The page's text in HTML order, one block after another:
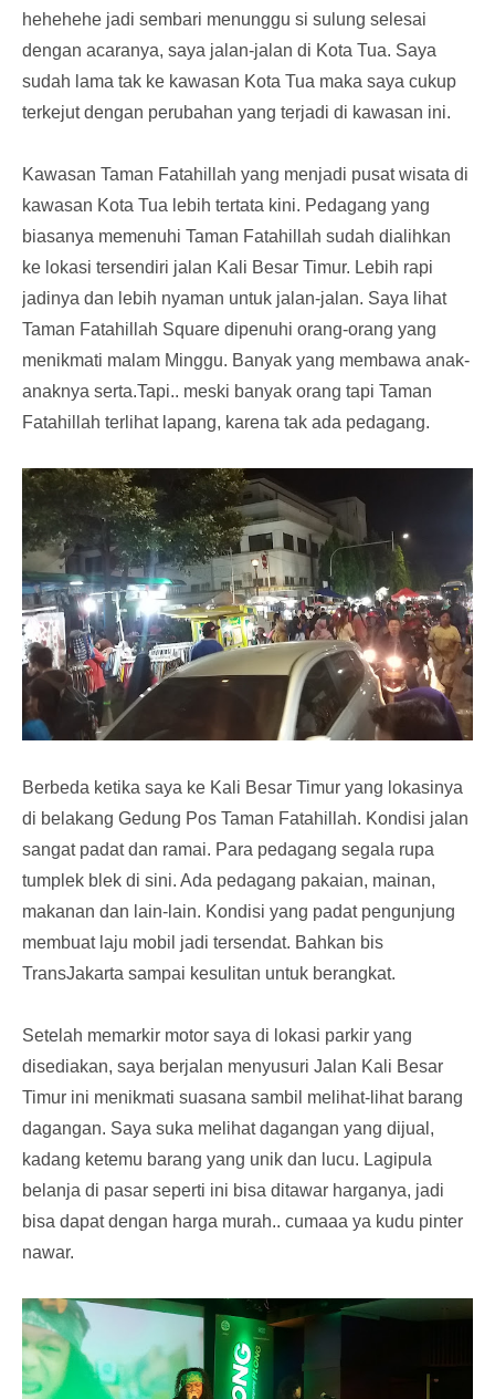
hehehehe jadi sembari menunggu si sulung selesai
dengan acaranya, saya jalan-jalan di Kota Tua. Saya
sudah lama tak ke kawasan Kota Tua maka saya cukup
terkejut dengan perubahan yang terjadi di kawasan ini.
Kawasan Taman Fatahillah yang menjadi pusat wisata di
kawasan Kota Tua lebih tertata kini. Pedagang yang
biasanya memenuhi Taman Fatahillah sudah dialihkan
ke lokasi tersendiri jalan Kali Besar Timur. Lebih rapi
jadinya dan lebih nyaman untuk jalan-jalan. Saya lihat
Taman Fatahillah Square dipenuhi orang-orang yang
menikmati malam Minggu. Banyak yang membawa anak-
anaknya serta.Tapi.. meski banyak orang tapi Taman
Fatahillah terlihat lapang, karena tak ada pedagang.
Berbeda ketika saya ke Kali Besar Timur yang lokasinya
di belakang Gedung Pos Taman Fatahillah. Kondisi jalan
sangat padat dan ramai. Para pedagang segala rupa
tumplek blek di sini. Ada pedagang pakaian, mainan,
makanan dan lain-lain. Kondisi yang padat pengunjung
membuat laju mobil jadi tersendat. Bahkan bis
TransJakarta sampai kesulitan untuk berangkat.
Setelah memarkir motor saya di lokasi parkir yang
disediakan, saya berjalan menyusuri Jalan Kali Besar
Timur ini menikmati suasana sambil melihat-lihat barang
dagangan. Saya suka melihat dagangan yang dijual,
kadang ketemu barang yang unik dan lucu. Lagipula
belanja di pasar seperti ini bisa ditawar harganya, jadi
bisa dapat dengan harga murah.. cumaaa ya kudu pinter
nawar.